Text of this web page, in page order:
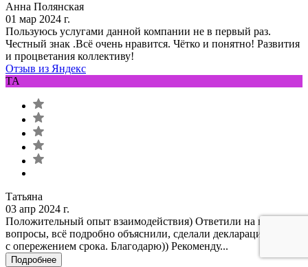
Анна Полянская
01 мар 2024 г.
Пользуюсь услугами данной компании не в первый раз.
Честный знак .Всё очень нравится. Чётко и понятно! Развития
и процветания коллективу!
Отзыв из Яндекс
ТА
Татьяна
03 апр 2024 г.
Положительный опыт взаимодействия) Ответили на все
вопросы, всё подробно объяснили, сделали декларацию даже
с опережением срока. Благодарю)) Рекоменду...
Подробнее